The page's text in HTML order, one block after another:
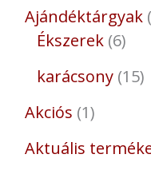
Ajándéktárgyak
Ékszerek 6
karácsony 15
Akciós 1
Aktuális